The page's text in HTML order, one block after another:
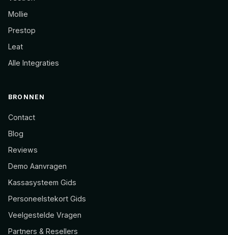
Mollie
Prestop
Leat
Alle Integraties
BRONNEN
Contact
Blog
Reviews
Demo Aanvragen
Kassasysteem Gids
Personeelstekort Gids
Veelgestelde Vragen
Partners & Resellers